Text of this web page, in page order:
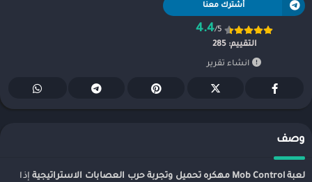
أشترك معنا
4.4/5
التقييم:285
انشاء تقرير
وصف
لعبة Mob Control مهكره تحميل وتجربة حرب العصابات الاستراتيجية
إذا